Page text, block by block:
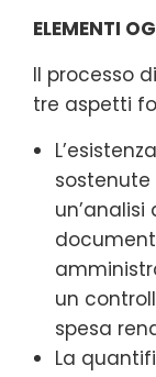
ELEMENTI
Il processo
tre aspetti
un
spesa
La